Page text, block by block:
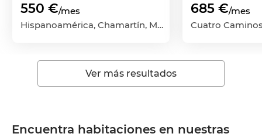
550 €/mes
Hispanoamérica, Chamartín, Madrid Capital, Madrid
685 €/mes
Ver más resultados
Encuentra habitaciones en nuestras